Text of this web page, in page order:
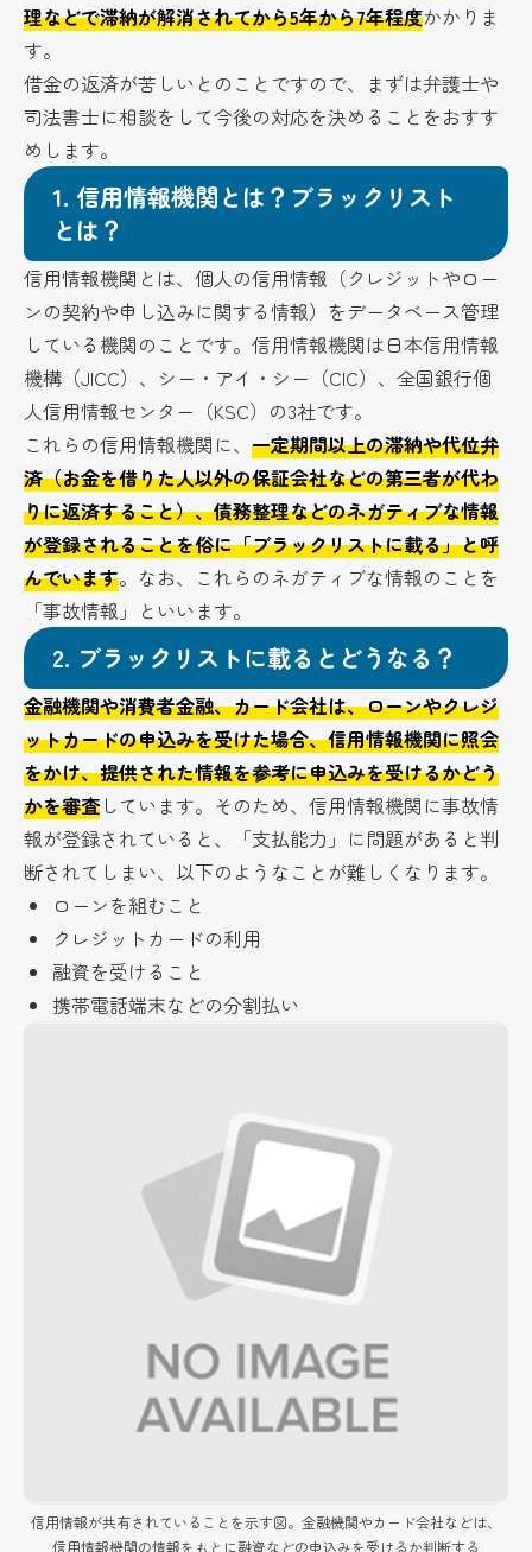
理などで滞納が解消されてから5年から7年程度かかりま
す。
借金の返済が苦しいとのことですので、まずは弁護士や
司法書士に相談をして今後の対応を決めることをおすす
めします。
1. 信用情報機関とは？ブラックリスト
とは？
信用情報機関とは、個人の信用情報（クレジットやロー
ンの契約や申し込みに関する情報）をデータベース管理
している機関のことです。信用情報機関は日本信用情報
機構（JICC）、シー・アイ・シー（CIC）、全国銀行個
人信用情報センター（KSC）の3社です。
これらの信用情報機関に、一定期間以上の滞納や代位弁
済（お金を借りた人以外の保証会社などの第三者が代わ
りに返済すること）、債務整理などのネガティブな情報
が登録されることを俗に「ブラックリストに載る」と呼
んでいます。なお、これらのネガティブな情報のことを
「事故情報」といいます。
2. ブラックリストに載るとどうなる？
金融機関や消費者金融、カード会社は、ローンやクレジ
ットカードの申込みを受けた場合、信用情報機関に照会
をかけ、提供された情報を参考に申込みを受けるかどう
かを審査 しています。そのため、信用情報機関に事故情
報が登録されていると、「支払能力」に問題があると判
断されてしまい、以下のようなことが難しくなります。
ローンを組むこと
クレジットカードの利用
融資を受けること
携帯電話端末などの分割払い
信用情報が共有されていることを示す図。金融機関やカード会社などは、
信用情報機関の情報をもとに融資などの申込みを受けるか判断する